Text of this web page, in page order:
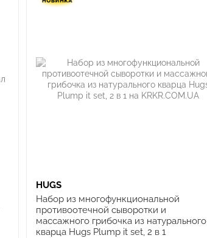
HUGS
Набор из многофункциональной
противоотечной сыворотки и
массажного грибочка из натурального
кварца Hugs Plump it set, 2 в 1